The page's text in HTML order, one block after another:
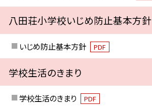
八田荘小学校いじめ防止基本方針
いじめ防止基本方針 PDF
学校生活のきまり
学校生活のきまり PDF